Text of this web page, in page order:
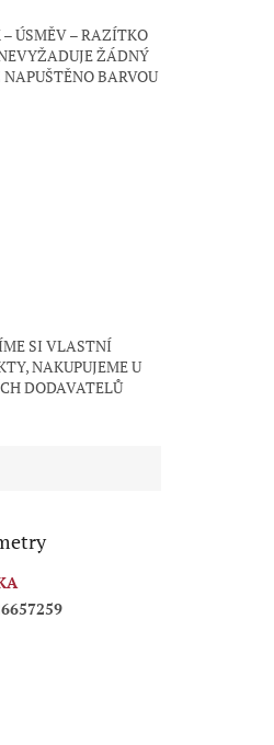
ÚSMĚV – RAZÍTKO
ŽÁDNÝ
BARVOU
SI VLASTNÍ
NAKUPUJEME U
DODAVATELŮ